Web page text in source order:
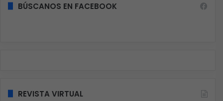
BÚSCANOS EN FACEBOOK
REVISTA VIRTUAL